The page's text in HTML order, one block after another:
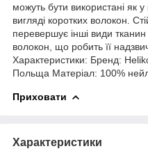
можуть бути використані як у
вигляді коротких волокон.
перевершує інші види
волокон, що робить її
Характеристики: Бренд:
Польща Матеріал: 100%
Приховати
Характеристики